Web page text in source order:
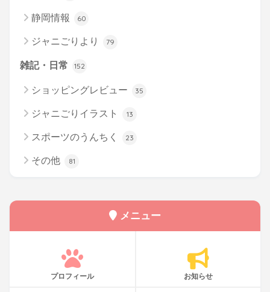
静岡情報 60
ジャニごりより 79
雑記・日常 152
ショッピングレビュー 35
ジャニごりイラスト 13
スポーツのうんちく 23
その他 81
メニュー
プロフィール お知らせ